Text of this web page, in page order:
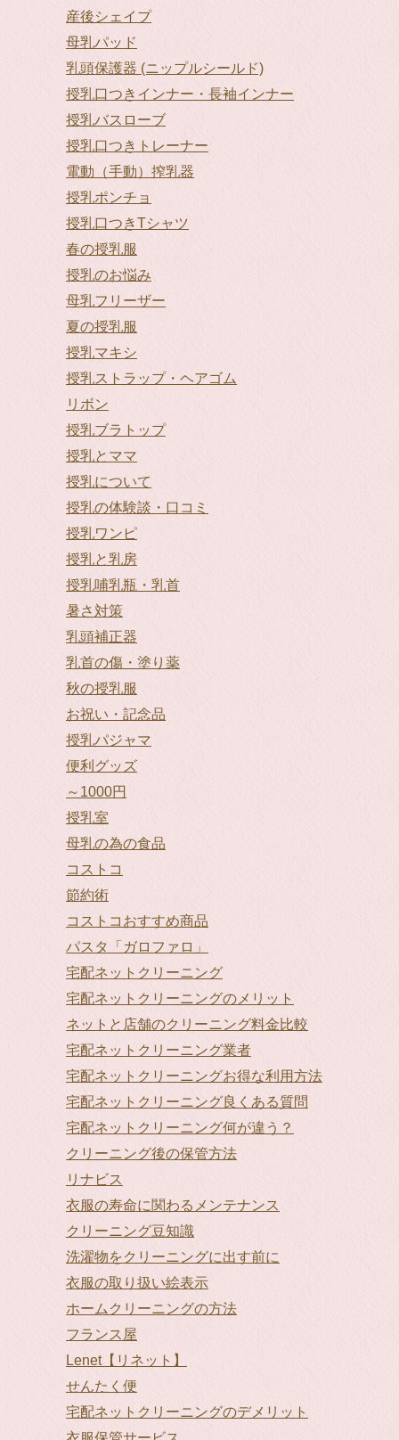
産後シェイプ
母乳パッド
乳頭保護器 (ニップルシールド)
授乳口つきインナー・長袖インナー
授乳バスローブ
授乳口つきトレーナー
電動（手動）搾乳器
授乳ポンチョ
授乳口つきTシャツ
春の授乳服
授乳のお悩み
母乳フリーザー
夏の授乳服
授乳マキシ
授乳ストラップ・ヘアゴム
リボン
授乳ブラトップ
授乳とママ
授乳について
授乳の体験談・口コミ
授乳ワンピ
授乳と乳房
授乳哺乳瓶・乳首
暑さ対策
乳頭補正器
乳首の傷・塗り薬
秋の授乳服
お祝い・記念品
授乳パジャマ
便利グッズ
～1000円
授乳室
母乳の為の食品
コストコ
節約術
コストコおすすめ商品
パスタ「ガロファロ」
宅配ネットクリーニング
宅配ネットクリーニングのメリット
ネットと店舗のクリーニング料金比較
宅配ネットクリーニング業者
宅配ネットクリーニングお得な利用方法
宅配ネットクリーニング良くある質問
宅配ネットクリーニング何が違う？
クリーニング後の保管方法
リナビス
衣服の寿命に関わるメンテナンス
クリーニング豆知識
洗濯物をクリーニングに出す前に
衣服の取り扱い絵表示
ホームクリーニングの方法
フランス屋
Lenet【リネット】
せんたく便
宅配ネットクリーニングのデメリット